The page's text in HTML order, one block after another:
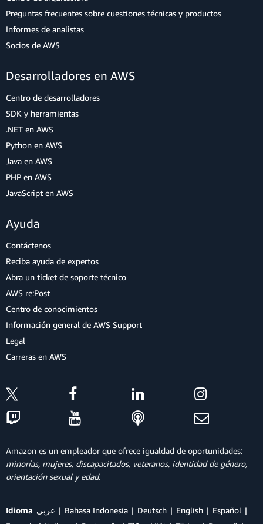
Preguntas frecuentes sobre cuestiones técnicas y productos
Informes de analistas
Socios de AWS
Desarrolladores en AWS
Centro de desarrolladores
SDK y herramientas
.NET en AWS
Python en AWS
Java en AWS
PHP en AWS
JavaScript en AWS
Ayuda
Contáctenos
Reciba ayuda de expertos
Abra un ticket de soporte técnico
AWS re:Post
Centro de conocimientos
Información general de AWS Support
Legal
Carreras en AWS
Amazon es un empleador que ofrece igualdad de oportunidades:
minorías, mujeres, discapacitados, veteranos, identidad de género,
orientación sexual y edad.
Idioma عربي Bahasa Indonesia Deutsch English
Español